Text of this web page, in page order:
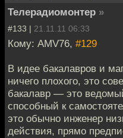
Телерадиомонтер »
#133 | 21.11.11 06:33
Кому: AMV76, #129
В идее бакалавров и
ничего плохого, это
бакалавр — это
способный к
это обычно инженер
действия, прямо